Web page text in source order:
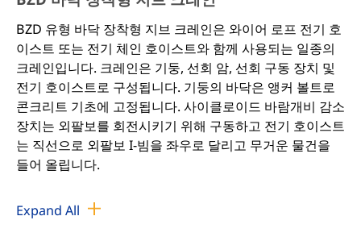
BZD 유형 바닥 장착형 지브 크레인은 와이어 로프 전기 호
이스트 또는 전기 체인 호이스트와 함께 사용되는 일종의
크레인입니다. 크레인은 기둥, 선회 암, 선회 구동 장치 및
전기 호이스트로 구성됩니다. 기둥의 바닥은 앵커 볼트로
콘크리트 기초에 고정됩니다. 사이클로이드 바람개비 감소
장치는 외팔보를 회전시키기 위해 구동하고 전기 호이스트
는 직선으로 외팔보 I-빔을 좌우로 달리고 무거운 물건을
들어 올립니다.
지브 크레인은 현대 생산에 맞게 제작된 차세대 라이트 호
이스팅 장비입니다. 특히 단거리, 빈번한 사용 및 집중적인
Expand All